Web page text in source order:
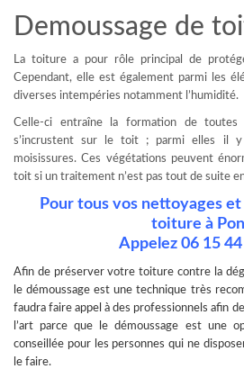
Demoussage de
La toiture a pour rôle principal de
Cependant, elle est également parmi les
diverses intempéries notamment l’humidité.
Celle-ci entraîne la formation de
s’incrustent sur le toit ; parmi elles il y
moisissures. Ces végétations peuvent
toit si un traitement n’est pas tout de suite
Pour tous vos nettoyages et
toiture à
Appelez 06 15
Afin de préserver votre toiture contre la
le démoussageest une technique très
faudra faire appel à des professionnels afin
l’art parce que le démoussage est une
conseillée pour les personnes qui ne
le faire.